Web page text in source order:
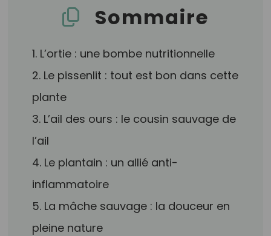
Sommaire
1. L’ortie : une bombe nutritionnelle
2. Le pissenlit : tout est bon dans cette
plante
3. L’ail des ours : le cousin sauvage de
l’ail
4. Le plantain : un allié anti-
inflammatoire
5. La mâche sauvage : la douceur en
pleine nature